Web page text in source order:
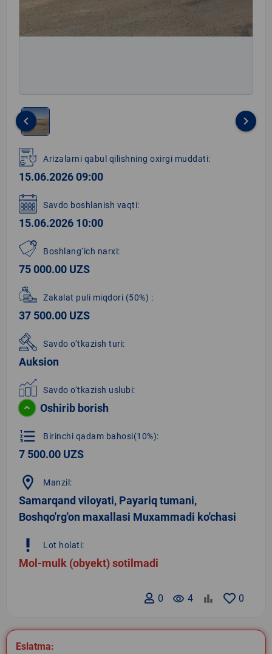
1
of
1
keyboard_arrow_left keyboard_arrow_right
Arizalarni qabul qilishning oxirgi muddati:
15.06.2026 09:00
Savdo boshlanish vaqti:
15.06.2026 10:00
Boshlang‘ich narxi:
75 000.00 UZS
Zakalat puli miqdori (50%) :
37 500.00 UZS
Savdo o‘tkazish turi:
Auksion
Savdo o‘tkazish uslubi:
Oshirib borish
format_list_numbered Birinchi qadam bahosi(10%):
7 500.00 UZS
location_on Manzil:
Samarqand viloyati, Payariq tumani,
Boshqo'rg'on maxallasi Muxammadi ko'chasi
priority_high Lot holati:
Mol-mulk (obyekt) sotilmadi
0
remove_red_eye 4
0
Eslatma: